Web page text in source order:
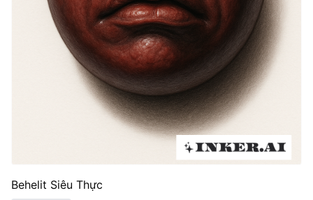
Behelit Siêu Thực